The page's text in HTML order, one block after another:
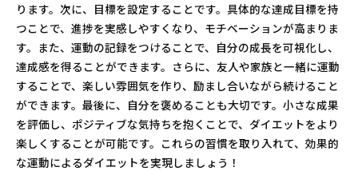
ります。次に、目標を設定することです。具体的な達成目標を持
つことで、進捗を実感しやすくなり、モチベーションが高まりま
す。また、運動の記録をつけることで、自分の成長を可視化し、
達成感を得ることができます。さらに、友人や家族と一緒に運動
することで、楽しい雰囲気を作り、励まし合いながら続けること
ができます。最後に、自分を褒めることも大切です。小さな成果
を評価し、ポジティブな気持ちを抱くことで、ダイエットをより
楽しくすることが可能です。これらの習慣を取り入れて、効果的
な運動によるダイエットを実現しましょう！